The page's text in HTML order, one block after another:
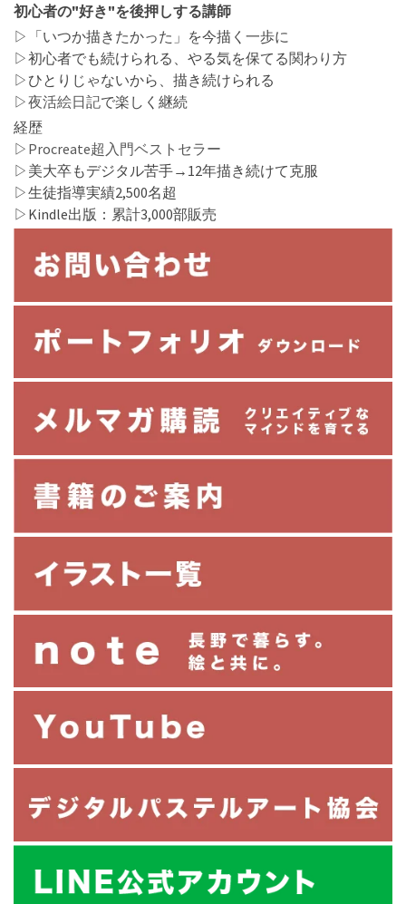
初心者の"好き"を後押しする講師
▷「いつか描きたかった」を今描く一歩に
▷初心者でも続けられる、やる気を保てる関わり方
▷ひとりじゃないから、描き続けられる
▷夜活絵日記で楽しく継続
経歴
▷ Procreate超入門ベストセラー
▷美大卒もデジタル苦手→12年描き続けて克服
▷生徒指導実績2,500名超
▷Kindle出版：累計3,000部販売